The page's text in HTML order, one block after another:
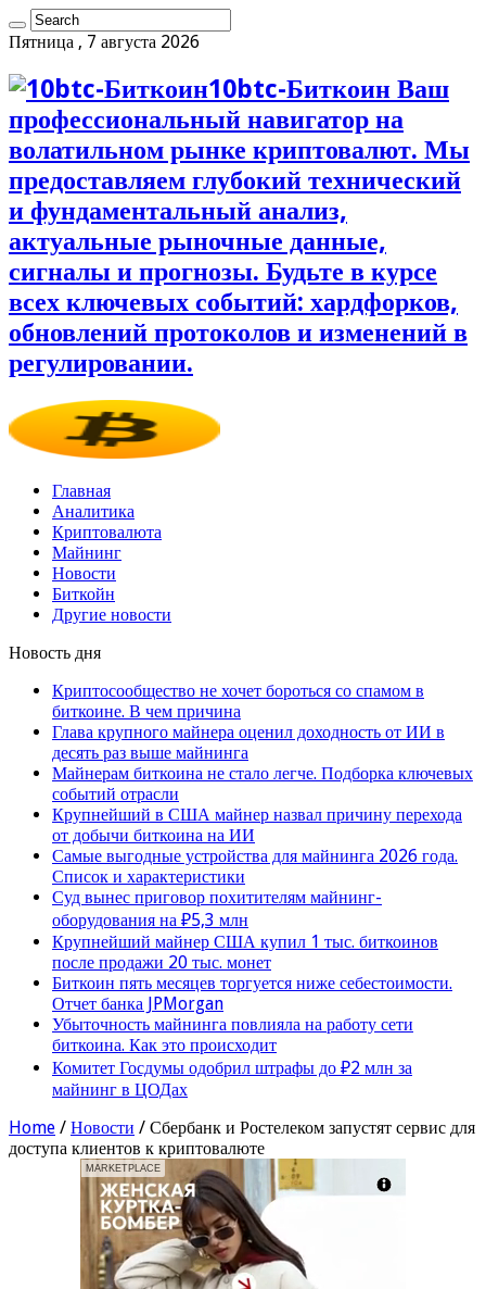
Пятница , 7 августа 2026
10btc-Биткоин Ваш
профессиональный навигатор на
волатильном рынке криптовалют. Мы
предоставляем глубокий технический
и фундаментальный анализ,
актуальные рыночные данные,
сигналы и прогнозы. Будьте в курсе
всех ключевых событий: хардфорков,
обновлений протоколов и изменений в
регулировании.
Главная
Аналитика
Криптовалюта
Майнинг
Новости
Биткойн
Другие новости
Новость дня
Криптосообщество не хочет бороться со спамом в
биткоине. В чем причина
Глава крупного майнера оценил доходность от ИИ в
десять раз выше майнинга
Майнерам биткоина не стало легче. Подборка ключевых
событий отрасли
Крупнейший в США майнер назвал причину перехода
от добычи биткоина на ИИ
Самые выгодные устройства для майнинга 2026 года.
Список и характеристики
Суд вынес приговор похитителям майнинг-
оборудования на ₽5,3 млн
Крупнейший майнер США купил 1 тыс. биткоинов
после продажи 20 тыс. монет
Биткоин пять месяцев торгуется ниже себестоимости.
Отчет банка JPMorgan
Убыточность майнинга повлияла на работу сети
биткоина. Как это происходит
Комитет Госдумы одобрил штрафы до ₽2 млн за
майнинг в ЦОДах
Home / Новости / Сбербанк и Ростелеком запустят сервис для
доступа клиентов к криптовалюте
MARKETPLACE